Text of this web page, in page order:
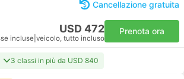
Cancellazione gratuita
USD 472
incluse veicolo, tutto incluso
Prenota ora
3 classi in più da USD 840